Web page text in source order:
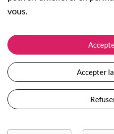
Actualités
Nos engagements
Plan du site
Devenir revendeur
NOS RUBRIQUES
Collection Femme
Collection Enfants
Les Totebags
Nos différents
ASSISTANCE
Suivre ma
Expédition et
Retour et
Moyens de
Questions /
Conditions générales de vente
Protection des données personnelles
vous.
Accepter